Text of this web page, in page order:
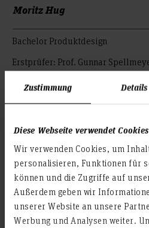
Zustimmung Details
Diese Webseite verwendet Cookies
Wir verwenden Cookies, um
personalisieren, Funktionen für
können und die Zugriffe auf
Außerdem geben wir
unserer Website an unsere
Werbung und Analysen weiter.
Moritz Hug
Bachelor Produktdesign
Erstprüfer: Prof. Gunnar
Zweitprüfer: Prof. Ralf Baumunk